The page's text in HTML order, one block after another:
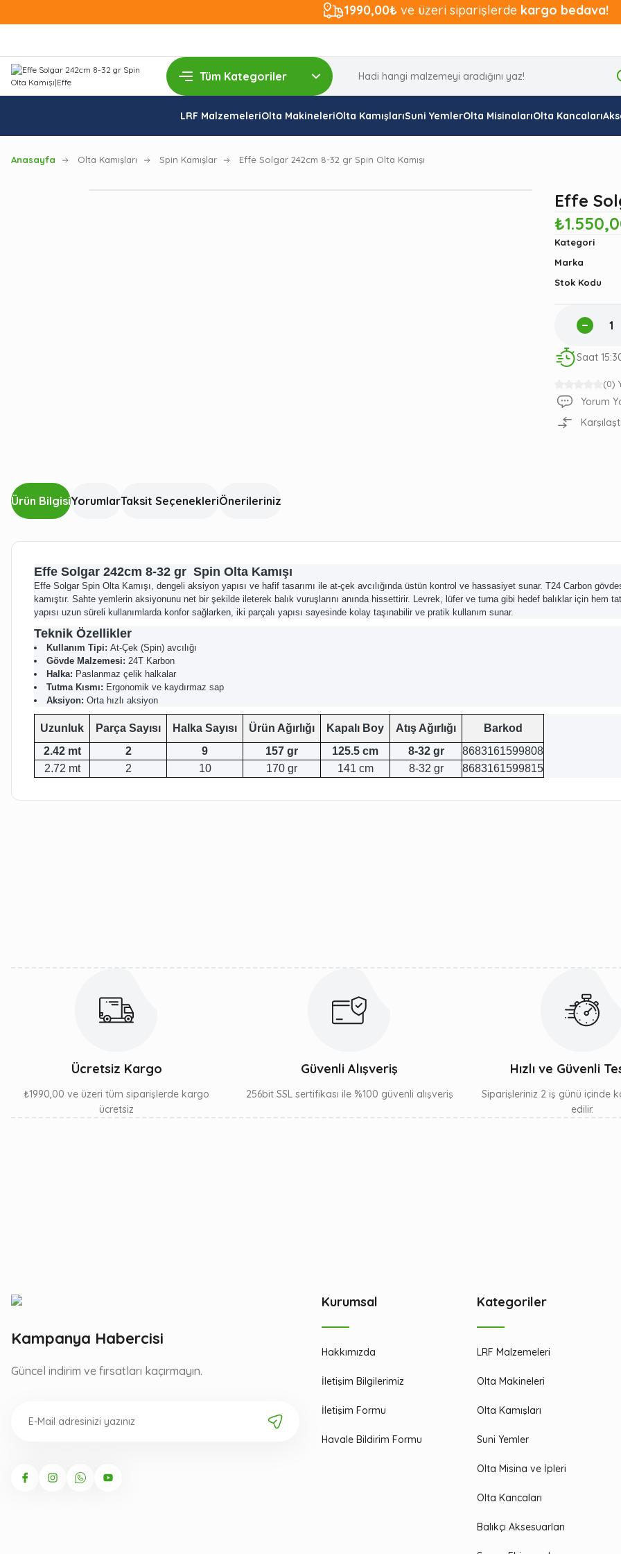
1990,00₺ ve üzeri siparişlerde kargo bedava!
LRF MalzemeleriOlta MakineleriOlta KamışlarıSuni YemlerOlta MisinalarıOlta Kancaları
Anasayfa Olta Kamışları Spin Kamışlar Effe Solgar 242cm 8-32 gr Spin Olta Kamışı
(0)
Effe
Kategori
Marka
Stok Kodu
Saat
Yorum
Ürün BilgisiYorumlarTaksit SeçenekleriÖnerileriniz
Effe Solgar 242cm 8-32 gr Spin Olta Kamışı
Effe Solgar Spin Olta Kamışı, dengeli aksiyon yapısı ve hafif tasarımı ile at-çek avcılığında üstün kontrol ve hassasiyet sunar. T24 Carbon
kamıştır. Sahte yemlerin aksiyonunu net bir şekilde ileterek balık vuruşlarını anında hissettirir. Levrek, lüfer ve turna gibi hedef balıklar için hem
yapısı uzun süreli kullanımlarda konfor sağlarken, iki parçalı yapısı sayesinde kolay taşınabilir ve pratik kullanım sunar.
Teknik Özellikler
Kullanım Tipi: At-Çek (Spin) avcılığı
Gövde Malzemesi: 24T Karbon
Halka: Paslanmaz çelik halkalar
Tutma Kısmı: Ergonomik ve kaydırmaz sap
Aksiyon: Orta hızlı aksiyon
Uzunluk Parça Sayısı Halka Sayısı Ürün Ağırlığı Kapalı Boy Atış Ağırlığı
Barkod
2.42 mt
2 9 157 gr 125.5 cm 8-32 gr
8683161599808
2.72 mt
2 10 170 gr 141 cm 8-32 gr 8683161599815
Ücretsiz Kargo
₺1990,00 ve üzeri tüm siparişlerde kargo
ücretsiz
Güvenli Alışveriş
256bit SSL sertifikası ile %100 güvenli alışveriş
Hızlı ve Güvenli
Siparişleriniz 2 iş günü içinde
edilir.
Kampanya Habercisi
Güncel indirim ve fırsatları kaçırmayın.
Kurumsal
Hakkımızda
İletişim Bilgilerimiz
İletişim Formu
Havale Bildirim Formu
Kategoriler
LRF Malzemeleri
Olta Makineleri
Olta Kamışları
Suni Yemler
Olta Misina ve İpleri
Olta Kancaları
Balıkçı Aksesuarları